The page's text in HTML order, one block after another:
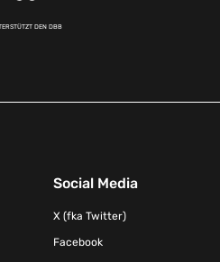
DEN DBB
Social Media
X (fka Twitter)
Facebook